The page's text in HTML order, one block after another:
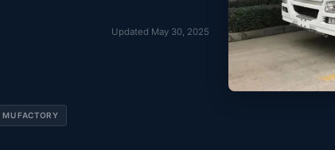
Updated May 30, 2025
FACTORY